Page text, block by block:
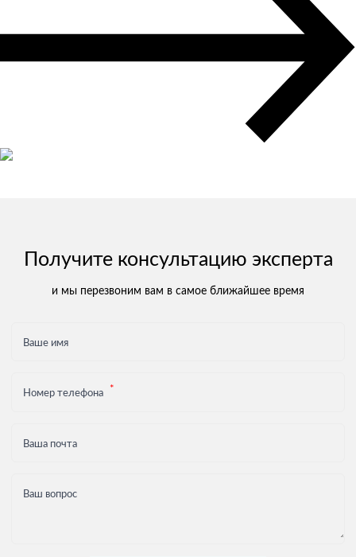
Страхование грузов
Получите консультацию эксперта
и мы перезвоним вам в самое ближайшее время
Ваше имя
Номер телефона
Ваша почта
Ваш вопрос